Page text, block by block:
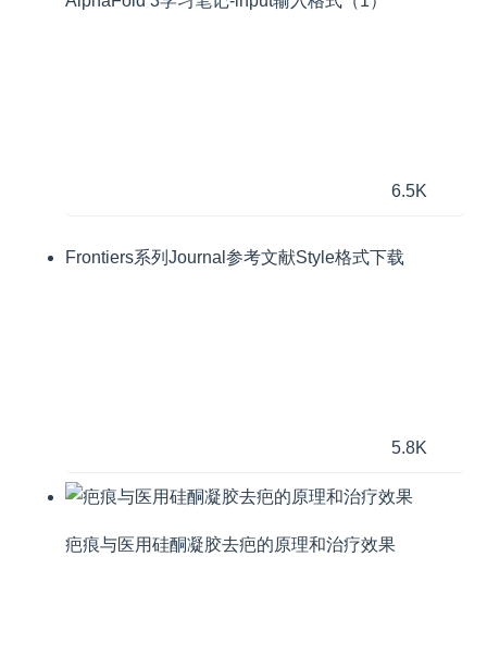
6.5K
Frontiers系列Journal参考文献Style格式下载
5.8K
疤痕与医用硅酮凝胶去疤的原理和治疗效果